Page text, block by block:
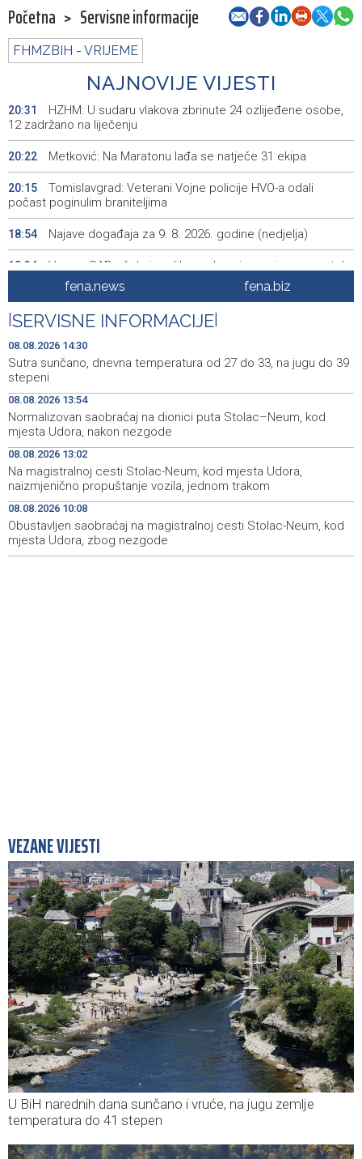
Početna > Servisne informacije
FHMZBIH - VRIJEME
NAJNOVIJE VIJESTI
20:31
HZHM: U sudaru vlakova zbrinute 24 ozlijeđene osobe,
12 zadržano na liječenju
20:22 Metković: Na Maratonu lađa se natječe 31 ekipa
20:15
Tomislavgrad: Veterani Vojne policije HVO-a odali
počast poginulim braniteljima
18:54 Najave događaja za 9. 8. 2026. godine (nedjelja)
18:34
Vance: SAD očekuje od Irana da osigura siguran protok
nafte kroz Hormuški moreuz
18:21
Iranski šef sigurnosti: Hormuški moreuz će ostati
zatvoren dok SAD ne ispuni zahtjeve Teherana
18:09
Iran 'vrlo blizu' dogovora s Omanom o novoj Hormuškoj
brodskoj ruti
18:05
Koncertom Marije Šerifović večeras se zatvara
manifestacija 'Dani dijaspore Travnik 2026'
17:26
Kod mosta Brčko - Gunja pronađene kosti, vještaci
sudske medicine utvrđuju porijeklo
'Pekijada' u Varešu okupila 37 ekipa iz četiri države
regiona
fena.news fena.biz
SERVISNE INFORMACIJE
08.08.2026 14:30
Sutra sunčano, dnevna temperatura od 27 do 33, na jugu do 39
stepeni
08.08.2026 13:54
Normalizovan saobraćaj na dionici puta Stolac–Neum, kod
mjesta Udora, nakon nezgode
08.08.2026 13:02
Na magistralnoj cesti Stolac-Neum, kod mjesta Udora,
naizmjenično propuštanje vozila, jednom trakom
08.08.2026 10:08
Obustavljen saobraćaj na magistralnoj cesti Stolac-Neum, kod
mjesta Udora, zbog nezgode
VEZANE VIJESTI
U BiH narednih dana sunčano i vruće, na jugu zemlje
temperatura do 41 stepen